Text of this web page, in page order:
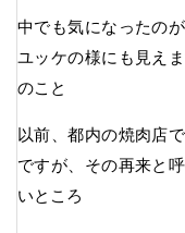
中でも気になったの
ユッケの様にも見え
のこと
以前、都内の焼肉店
ですが、その再来と
いところ